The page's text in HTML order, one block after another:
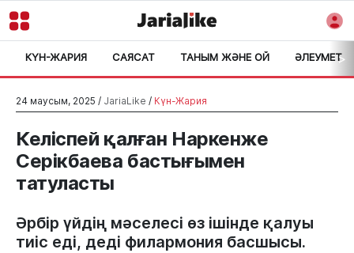
КҮН-ЖАРИЯ САЯСАТ ТАНЫМ ЖӘНЕ ОЙ ӘЛЕУМЕТ>
24 маусым, 2025 / JariaLike / Күн-Жария
Келіспей қалған Наркенже
Серікбаева бастығымен
татуласты
Әрбір үйдің мәселесі өз ішінде қалуы
тиіс еді, деді филармония басшысы.